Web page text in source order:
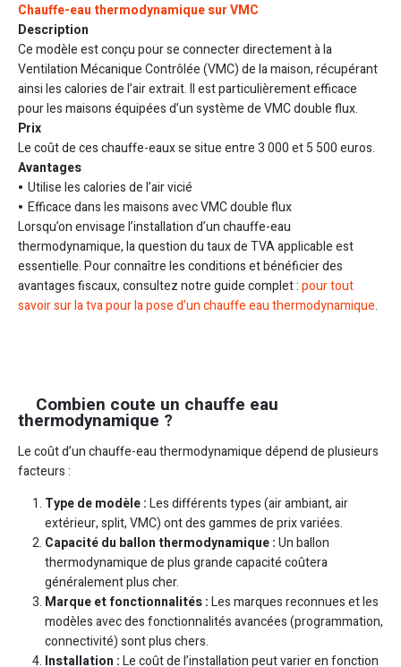
Chauffe-eau thermodynamique sur VMC
Description
Ce modèle est conçu pour se connecter directement à la
Ventilation Mécanique Contrôlée (VMC) de la maison, récupérant
ainsi les calories de l’air extrait. Il est particulièrement efficace
pour les maisons équipées d’un système de VMC double flux.
Prix
Le coût de ces chauffe-eaux se situe entre 3 000 et 5 500 euros.
Avantages
Utilise les calories de l’air vicié
Efficace dans les maisons avec VMC double flux
Lorsqu’on envisage l’installation d’un chauffe-eau
thermodynamique, la question du taux de TVA applicable est
essentielle. Pour connaître les conditions et bénéficier des
avantages fiscaux, consultez notre guide complet :pour tout
savoir sur la tva pour la pose d’un chauffe eau thermodynamique.
Combien coute un chauffe eau
thermodynamique ?
Le coût d’un chauffe-eau thermodynamique dépend de plusieurs
facteurs :
Type de modèle :Les différents types (air ambiant, air
extérieur, split, VMC) ont des gammes de prix variées.
Capacité du ballon thermodynamique :Un ballon
thermodynamique de plus grande capacité coûtera
généralement plus cher.
Marque et fonctionnalités :Les marques reconnues et les
modèles avec des fonctionnalités avancées (programmation,
connectivité) sont plus chers.
Installation :Le coût de l’installation peut varier en fonction